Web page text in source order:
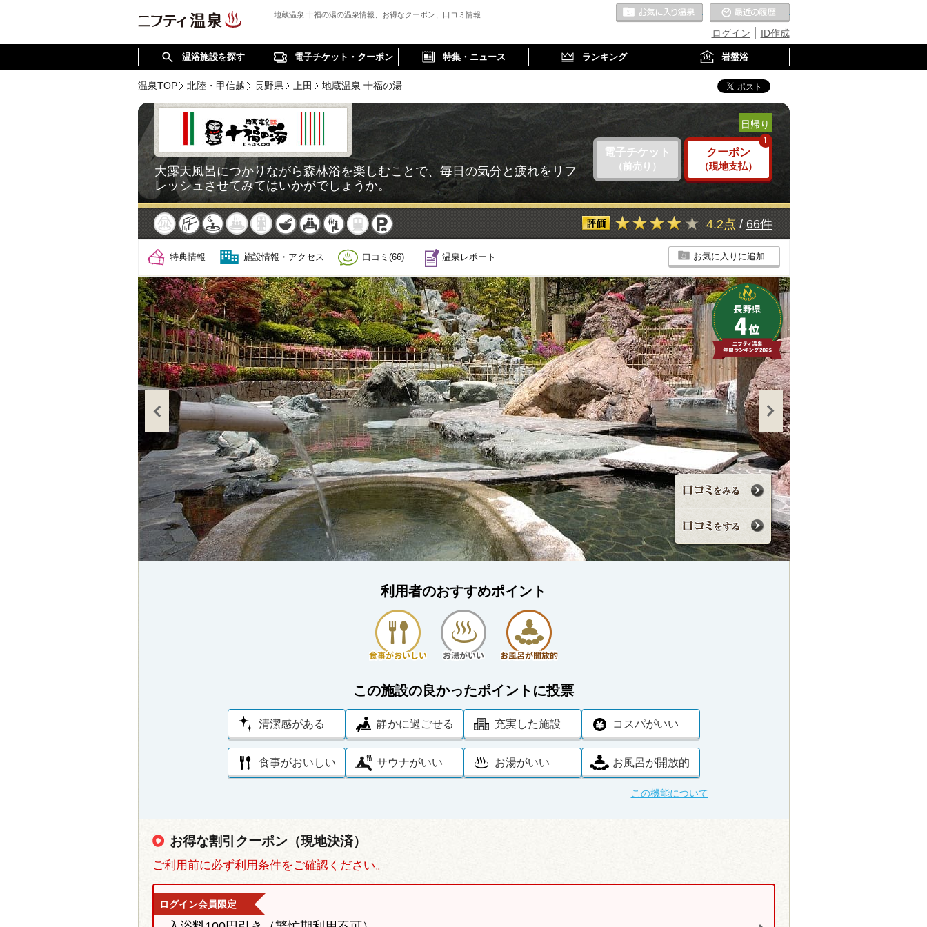
地蔵温泉 十福の湯の温泉情報、お得なクーポン、口コミ情報
ID作成
ログイン
お気に入りの温泉
温浴施設を探す 電子チケット・クーポン 特集・ニュース ランキング 岩盤浴
温泉TOP 北陸・甲信越 長野県 上田 地蔵温泉 十福の湯
大露天風呂につかりながら森林浴を楽しむことで、毎日の気分と疲れをリフ
レッシュさせてみてはいかがでしょうか。
日帰り
電子チケット
（前売り）
1
クーポン
（現地支払）
天然 かけ流し露天風呂貸切風呂岩盤浴食事 休憩 サウナ駅近 駐車 4.2点 / 66件
特典情報 施設情報・アクセス 口コミ(66) 温泉レポート お気に入りに追加
利用者のおすすめポイント
この施設の良かったポイントに投票
清潔感がある 静かに過ごせる 充実した施設 コスパがいい
食事がおいしい サウナがいい お湯がいい お風呂が開放的
この機能について
お得な割引クーポン（現地決済）
ご利用前に必ず利用条件をご確認ください。
ログイン会員限定